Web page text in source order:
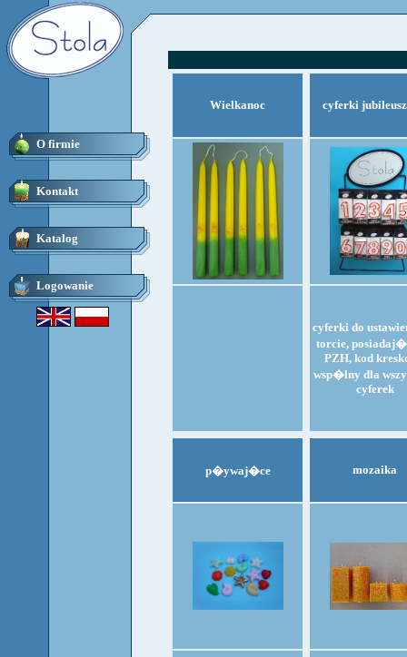
O firmie
Kontakt
Katalog
Logowanie
Wielkanoc cyferki
cyferki do
torcie, posiadaj�
PZH, kod
wsp�lny dla
cyferek
p�ywaj�ce mozaika